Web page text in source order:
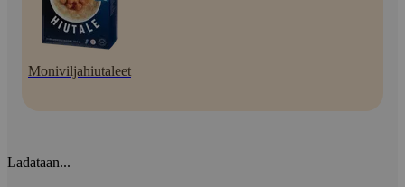
Moniviljahiutaleet
Ladataan...